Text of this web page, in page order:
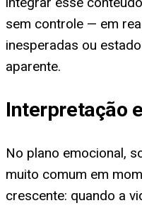
sem controle — em
inesperadas ou
aparente.
Interpretação
No plano emocional,
muito comum em
crescente: quando a